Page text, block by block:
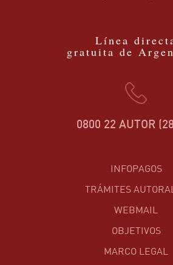
Línea
gratuita de
0800 22 AUTOR
INFOPAGOS
TRÁMITES
WEBMAIL
OBJETIVOS
MARCO LEGAL